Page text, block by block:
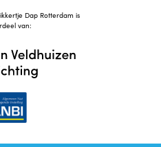
Dap Rotterdam is
van: